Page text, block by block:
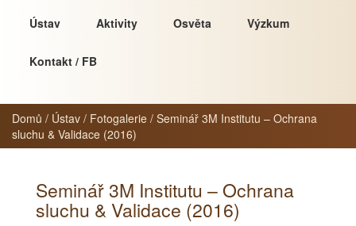
Ústav Aktivity Osvěta Výzkum
Kontakt / FB
Domů / Ústav / Fotogalerie / Seminář 3M Institutu – Ochrana
sluchu & Validace (2016)
Seminář 3M Institutu – Ochrana
sluchu & Validace (2016)